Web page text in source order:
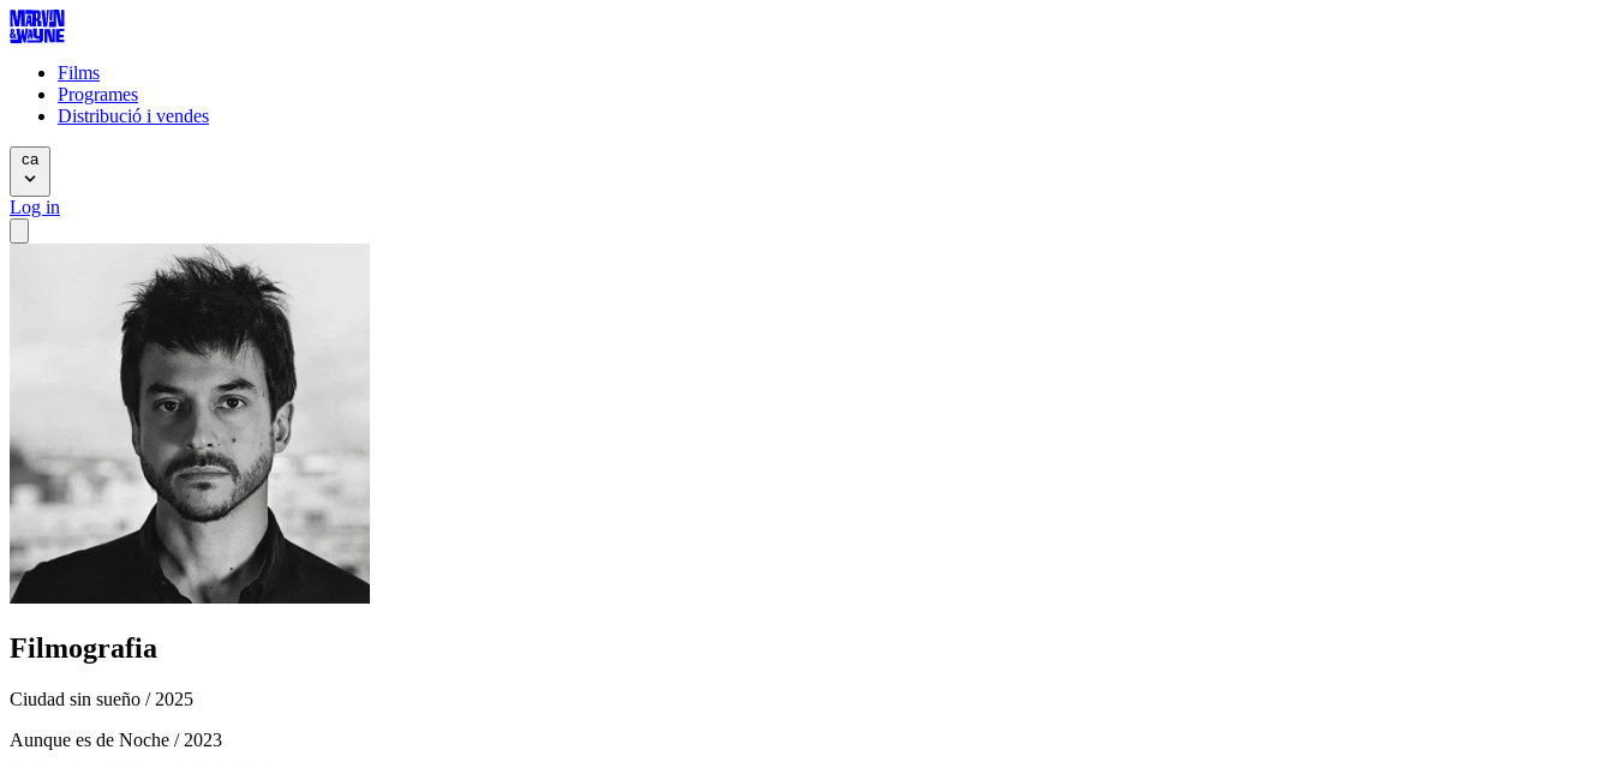
Films
Programes
Distribució i vendes
ca
Log in
Filmografia
Ciudad sin sueño / 2025
Aunque es de Noche / 2023